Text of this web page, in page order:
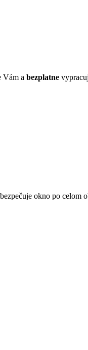
Vám a bezplatne
okno po celom